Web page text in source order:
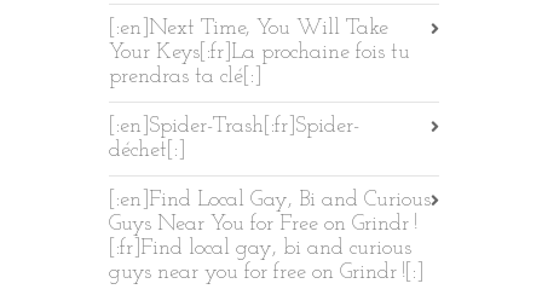
[:en]Next Time, You Will Take
Your Keys[:fr]La prochaine fois tu
prendras ta clé[:]
[:en]Spider-Trash[:fr]Spider-
déchet[:]
[:en]Find Local Gay, Bi and Curious
Guys Near You for Free on Grindr !
[:fr]Find local gay, bi and curious
guys near you for free on Grindr ![:]